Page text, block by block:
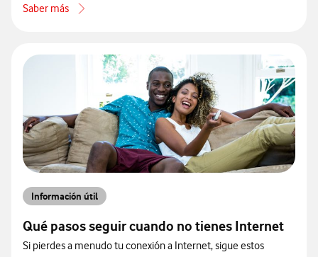
Saber más
acerca de Cómo configurar tu router
Información útil
Qué pasos seguir cuando no tienes Internet
Si pierdes a menudo tu conexión a Internet, sigue estos